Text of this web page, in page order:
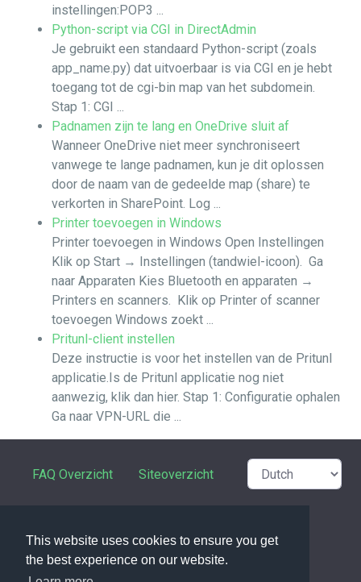
This website uses cookies to ensure you get
the best experience on our website.
instellingen:POP3 ...
Python-script via CGI in DirectAdmin
Je gebruikt een standaard Python-script (zoals
app_name.py) dat uitvoerbaar is via CGI en je hebt
toegang tot de cgi-bin map van het subdomein.
Stap 1: CGI ...
Padnamen zijn te lang en OneDrive sluit af
Wanneer OneDrive niet meer synchroniseert
vanwege te lange padnamen, kun je dit oplossen
door de naam van de gedeelde map (share) te
verkorten in SharePoint. Log ...
Printer toevoegen in Windows
Printer toevoegen in Windows Open Instellingen
Klik op Start → Instellingen (tandwiel-icoon). Ga
naar Apparaten Kies Bluetooth en apparaten →
Printers en scanners. Klik op Printer of scanner
toevoegen Windows zoekt ...
Pritunl-client instellen
Deze instructie is voor het instellen van de Pritunl
applicatie.Is de Pritunl applicatie nog niet
aanwezig, klik dan hier. Stap 1: Configuratie ophalen
Ga naar VPN-URL die ...
FAQ Overzicht Siteoverzicht
Contactpersoon